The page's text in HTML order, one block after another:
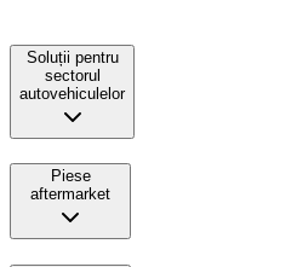
Soluții pentru
sectorul
autovehiculelor
Piese
aftermarket